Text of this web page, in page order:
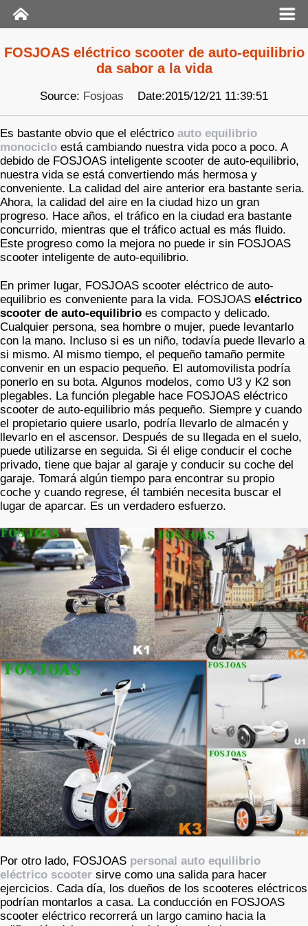
FOSJOAS eléctrico scooter de auto-equilibrio
da sabor a la vida
Source: Fosjoas Date:2015/12/21 11:39:51
Es bastante obvio que el eléctrico auto equilibrio
monociclo está cambiando nuestra vida poco a poco. A
debido de FOSJOAS inteligente scooter de auto-equilibrio,
nuestra vida se está convertiendo más hermosa y
conveniente. La calidad del aire anterior era bastante seria.
Ahora, la calidad del aire en la ciudad hizo un gran
progreso. Hace años, el tráfico en la ciudad era bastante
concurrido, mientras que el tráfico actual es más fluido.
Este progreso como la mejora no puede ir sin FOSJOAS
scooter inteligente de auto-equilibrio.
En primer lugar, FOSJOAS scooter eléctrico de auto-
equilibrio es conveniente para la vida. FOSJOAS eléctrico
scooter de auto-equilibrio es compacto y delicado.
Cualquier persona, sea hombre o mujer, puede levantarlo
con la mano. Incluso si es un niño, todavía puede llevarlo a
si mismo. Al mismo tiempo, el pequeño tamaño permite
convenir en un espacio pequeño. El automovilista podría
ponerlo en su bota. Algunos modelos, como U3 y K2 son
plegables. La función plegable hace FOSJOAS eléctrico
scooter de auto-equilibrio más pequeño. Siempre y cuando
el propietario quiere usarlo, podría llevarlo de almacén y
llevarlo en el ascensor. Después de su llegada en el suelo,
puede utilizarse en seguida. Si él elige conducir el coche
privado, tiene que bajar al garaje y conducir su coche del
garaje. Tomará algún tiempo para encontrar su propio
coche y cuando regrese, él también necesita buscar el
lugar de aparcar. Es un verdadero esfuerzo.
Por otro lado, FOSJOAS personal auto equilibrio
eléctrico scooter sirve como una salida para hacer
ejercicios. Cada día, los dueños de los scooteres eléctricos
podrían montarlos a casa. La conducción en FOSJOAS
scooter eléctrico recorrerá un largo camino hacia la